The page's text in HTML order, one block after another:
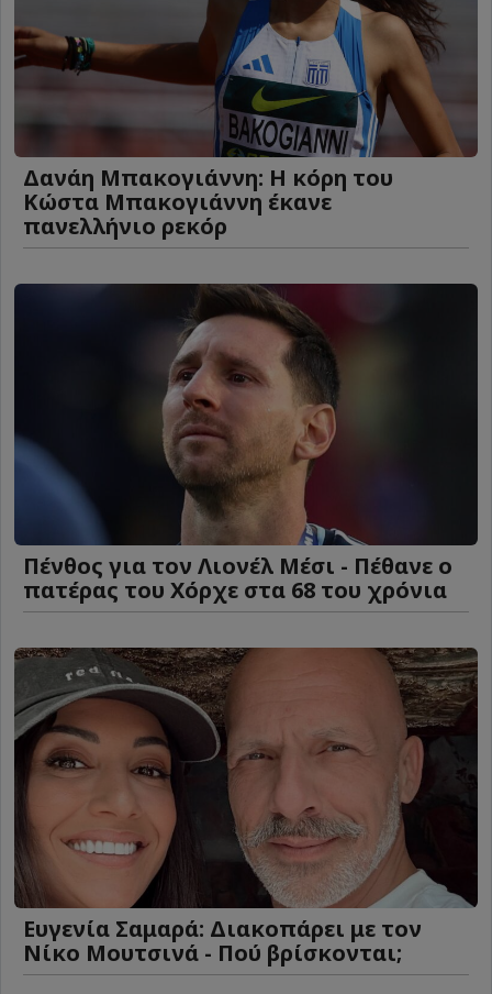
Δανάη Μπακογιάννη: Η κόρη του
Κώστα Μπακογιάννη έκανε
πανελλήνιο ρεκόρ
Πένθος για τον Λιονέλ Μέσι - Πέθανε ο
πατέρας του Χόρχε στα 68 του χρόνια
Ευγενία Σαμαρά: Διακοπάρει με τον
Νίκο Μουτσινά - Πού βρίσκονται;